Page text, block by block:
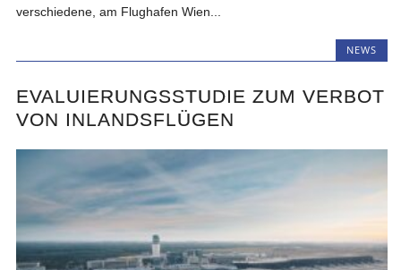
verschiedene, am Flughafen Wien...
NEWS
EVALUIERUNGSSTUDIE ZUM VERBOT
VON INLANDSFLÜGEN